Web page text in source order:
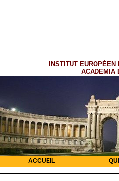
INSTITUT EUROPÉEN
ACADEMIA
ACCUEIL